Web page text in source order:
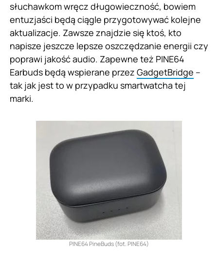
słuchawkom wręcz długowieczność, bowiem
entuzjaści będą ciągle przygotowywać kolejne
aktualizacje. Zawsze znajdzie się ktoś, kto
napisze jeszcze lepsze oszczędzanie energii czy
poprawi jakość audio. Zapewne też PINE64
Earbuds będą wspierane przez GadgetBridge –
tak jak jest to w przypadku smartwatcha tej
marki.
PINE64 PineBuds (fot. PINE64)